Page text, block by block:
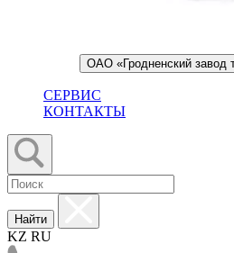
ОАО «Гродненский завод
СЕРВИС
КОНТАКТЫ
Найти
KZ RU